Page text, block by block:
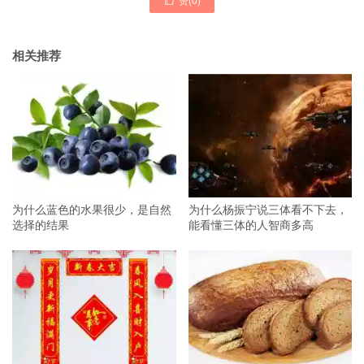
相关推荐
为什么蓝色的水果很少，是自然
选择的结果
为什么杨振宁说三体看不下去，
能看懂三体的人智商多高